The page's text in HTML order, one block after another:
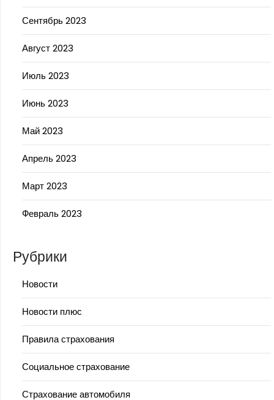
Сентябрь 2023
Август 2023
Июль 2023
Июнь 2023
Май 2023
Апрель 2023
Март 2023
Февраль 2023
Рубрики
Новости
Новости плюс
Правила страхования
Социальное страхование
Страхование автомобиля